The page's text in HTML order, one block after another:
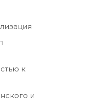
к
и